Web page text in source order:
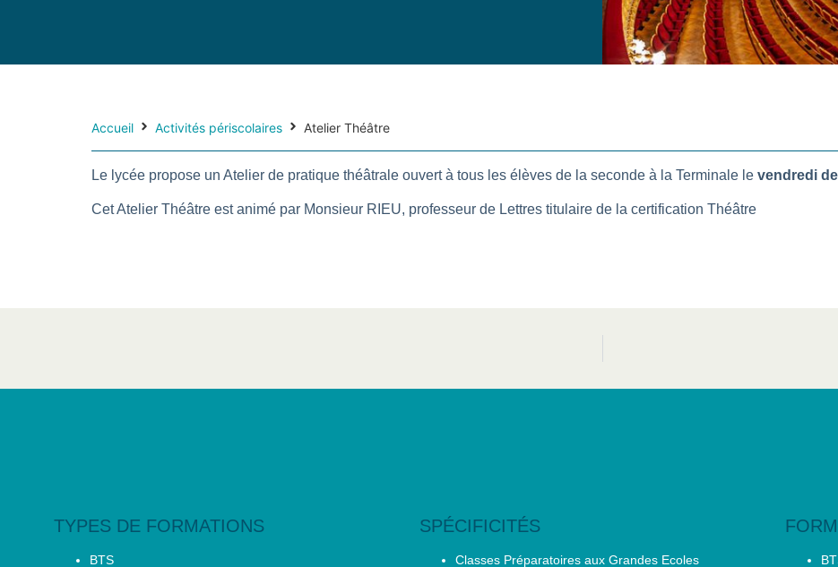
Accueil Activités périscolaires Atelier Théâtre
Le lycée propose un Atelier de pratique théâtrale ouvert à tous les élèves de la seconde à la Terminale le vendredi
Cet Atelier Théâtre est animé par Monsieur RIEU, professeur de Lettres titulaire de la certification Théâtre
TYPES DE FORMATIONS
BTS
SPÉCIFICITÉS
Classes Préparatoires aux Grandes Ecoles